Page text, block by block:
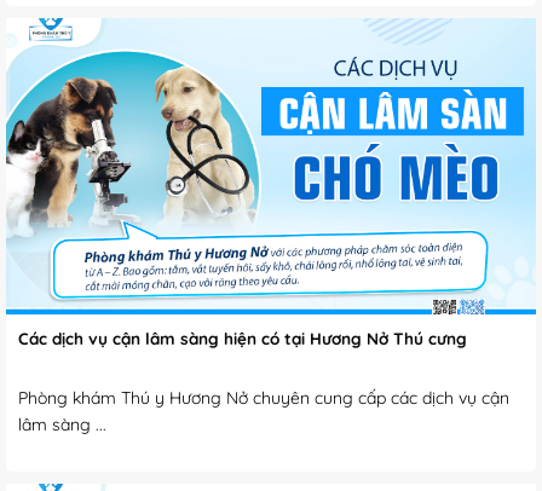
Các dịch vụ cận lâm sàng hiện có tại Hương Nở Thú cưng
Phòng khám Thú y Hương Nở chuyên cung cấp các dịch vụ cận
lâm sàng ...